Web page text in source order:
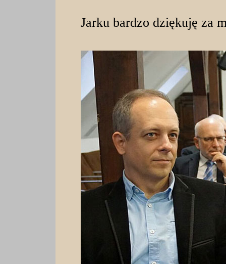
Jarku bardzo dziękuję za